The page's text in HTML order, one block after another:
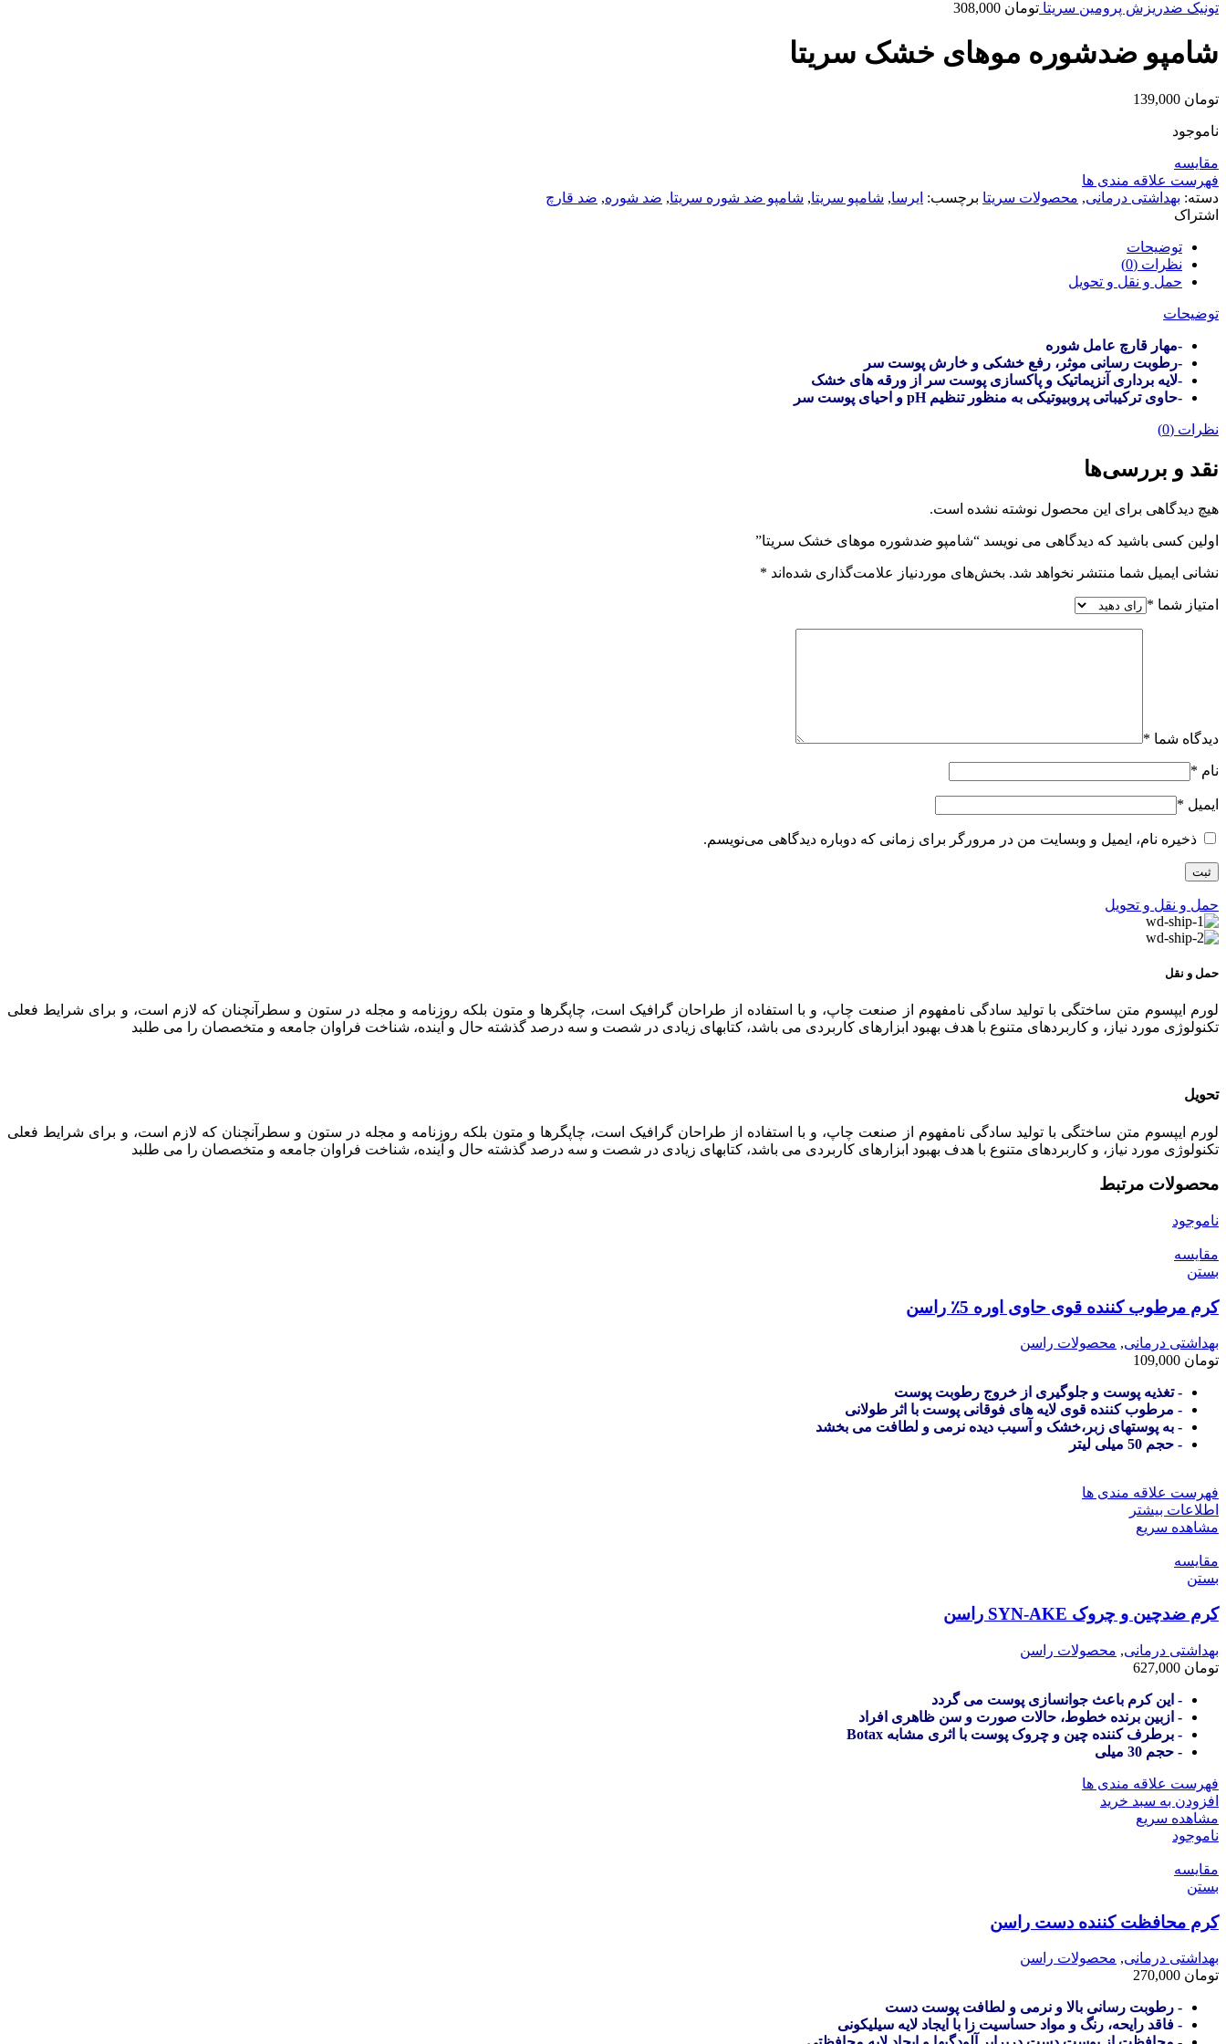
تونیک ضدریزش پرومین سریتا تومان
شامپو ضدشوره موهای خشک سریتا
تومان
ناموجود
مقایسه
فهرست علاقه مندی ها
دسته: بهداشتی درمانی, محصولات سریتا برچسب: ایرسا, شامپو سریتا, شامپو ضد شوره سریتا, ضد شوره, ضد قارچ
اشتراک
توضیحات
نظرات (0)
حمل و نقل و تحویل
توضیحات
-مهار قارچ عامل شوره
-رطوبت رسانی موثر، رفع خشکی و خارش پوست سر
-لایه برداری آنزیماتیک و پاکسازی پوست سر از ورقه های خشک
-حاوی ترکیباتی پروبیوتیکی به منظور تنظیم pH و احیای پوست سر
نظرات (0)
نقد و بررسی‌ها
هیچ دیدگاهی برای این محصول نوشته نشده است.
اولین کسی باشید که دیدگاهی می نویسد “شامپو ضدشوره موهای خشک سریتا”
نشانی ایمیل شما منتشر نخواهد شد. بخش‌های موردنیاز علامت‌گذاری شده‌اند *
امتیاز شما *
دیدگاه شما *
نام *
ایمیل *
ذخیره نام، ایمیل و وبسایت من در مرورگر برای زمانی که دوباره دیدگاهی می‌نویسم.
حمل و نقل و تحویل
حمل و نقل
لورم ایپسوم متن ساختگی با تولید سادگی نامفهوم از صنعت چاپ، و با استفاده از طراحان گرافیک است، چاپگرها و متون بلکه روزنامه و مجله در ستون و سطرآنچنان که لازم است، و برای شرایط فعلی
تکنولوژی مورد نیاز، و کاربردهای متنوع با هدف بهبود ابزارهای کاربردی می باشد، کتابهای زیادی در شصت و سه درصد گذشته حال و آینده، شناخت فراوان جامعه و متخصصان را می طلبد
تحویل
لورم ایپسوم متن ساختگی با تولید سادگی نامفهوم از صنعت چاپ، و با استفاده از طراحان گرافیک است، چاپگرها و متون بلکه روزنامه و مجله در ستون و سطرآنچنان که لازم است، و برای شرایط فعلی
تکنولوژی مورد نیاز، و کاربردهای متنوع با هدف بهبود ابزارهای کاربردی می باشد، کتابهای زیادی در شصت و سه درصد گذشته حال و آینده، شناخت فراوان جامعه و متخصصان را می طلبد
محصولات مرتبط
ناموجود
مقایسه
بستن
کرم مرطوب کننده قوی حاوی اوره 5٪ راسن
بهداشتی درمانی, محصولات راسن
تومان
- تغذیه پوست و جلوگیری از خروج رطوبت پوست
- مرطوب کننده قوی لایه های فوقانی پوست با اثر طولانی
- به پوستهای زبر،خشک و آسیب دیده نرمی و لطافت می بخشد
- حجم 50 میلی لیتر
فهرست علاقه مندی ها
اطلاعات بیشتر
مشاهده سریع
مقایسه
بستن
کرم ضدچین و چروک SYN-AKE راسن
بهداشتی درمانی, محصولات راسن
تومان
- این کرم باعث جوانسازی پوست می گردد
- ازبین برنده خطوط، حالات صورت و سن ظاهری افراد
- برطرف کننده چین و چروک پوست با اثری مشابه Botax
- حجم 30 میلی
فهرست علاقه مندی ها
افزودن به سبد خرید
مشاهده سریع
ناموجود
مقایسه
بستن
کرم محافظت کننده دست راسن
بهداشتی درمانی, محصولات راسن
تومان
- رطوبت رسانی بالا و نرمی و لطافت پوست دست
- فاقد رایحه، رنگ و مواد حساسیت زا با ایجاد لایه سیلیکونی